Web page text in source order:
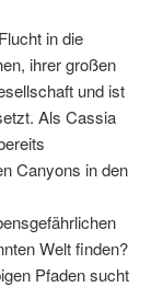
in die
ihrer großen
und ist
Als Cassia
Canyons in den
Welt finden?
Pfaden sucht